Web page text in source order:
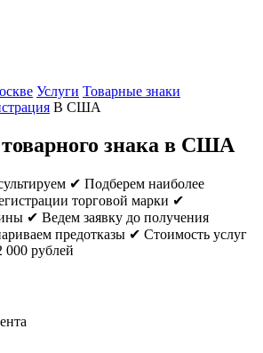
Услуги Товарные знаки
В США
знака в США
✔ Подберем наиболее
торговой марки ✔
✔ Ведем заявку до получения
предотказы ✔ Стоимость услуг
000 рублей